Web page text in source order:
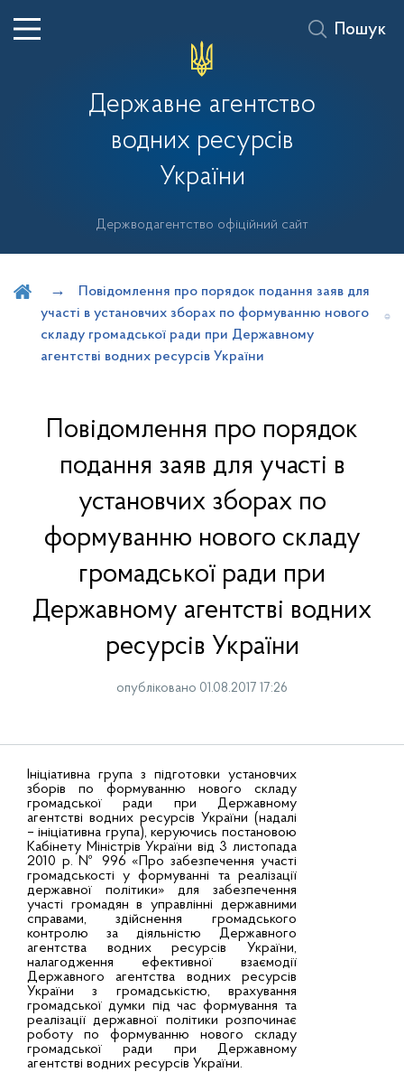
Державне агентство
водних ресурсів
України
Держводагентство офіційний сайт
Пошук
Повідомлення про порядок подання заяв для
участі в установчих зборах по формуванню нового
складу громадської ради при Державному
агентстві водних ресурсів України
Повідомлення про порядок
подання заяв для участі в
установчих зборах по
формуванню нового складу
громадської ради при
Державному агентстві водних
ресурсів України
опубліковано 01.08.2017 17:26
Ініціативна група з підготовки установчих
зборів по формуванню нового складу
громадської ради при Державному
агентстві водних ресурсів України (надалі
– ініціативна група), керуючись постановою
Кабінету Міністрів України від 3 листопада
2010 р. № 996 «Про забезпечення участі
громадськості у формуванні та реалізації
державної політики» для забезпечення
участі громадян в управлінні державними
справами, здійснення громадського
контролю за діяльністю Державного
агентства водних ресурсів України,
налагодження ефективної взаємодії
Державного агентства водних ресурсів
України з громадськістю, врахування
громадської думки під час формування та
реалізації державної політики розпочинає
роботу по формуванню нового складу
громадської ради при Державному
агентстві водних ресурсів України.